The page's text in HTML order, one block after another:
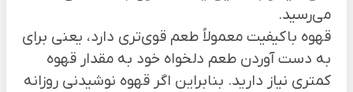
می‌رسید.
قهوه باکیفیت معمولاً طعم قوی‌تری دارد، یعنی برای
به دست آوردن طعم دلخواه خود به مقدار قهوه
کمتری نیاز دارید. بنابراین اگر قهوه نوشیدنی روزانه